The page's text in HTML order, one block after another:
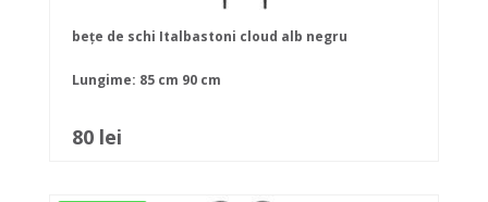
bețe de schi Italbastoni cloud alb negru
Lungime: 85 cm 90 cm
80 lei